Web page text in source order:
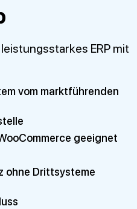
ERP mit
vom marktführenden
geeignet
ohne Drittsysteme